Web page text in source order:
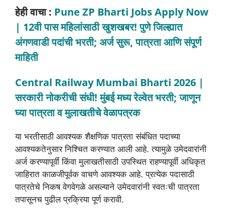
हेही वाचा : Pune ZP Bharti Jobs Apply Now
| 12वी पास महिलांसाठी खुशखबर! पुणे जिल्ह्यात
अंगणवाडी पदांची भरती; अर्ज सुरू, पात्रता आणि संपूर्ण
माहिती
Central Railway Mumbai Bharti 2026 |
सरकारी नोकरीची संधी! मुंबई मध्य रेल्वेत भरती; जाणून
घ्या पात्रता व मुलाखतीचे वेळापत्रक
या भरतीसाठी आवश्यक शैक्षणिक पात्रता संबंधित पदाच्या
आवश्यकतेनुसार निश्चित करण्यात आली आहे. त्यामुळे उमेदवारांनी
अर्ज करण्यापूर्वी किंवा मुलाखतीसाठी उपस्थित राहण्यापूर्वी अधिकृत
जाहिरात काळजीपूर्वक वाचणे आवश्यक आहे. प्रत्येक पदासाठी
पात्रतेचे निकष वेगवेगळे असल्याने उमेदवारांनी स्वतःची पात्रता
तपासूनच पुढील प्रक्रिया पूर्ण करावी.